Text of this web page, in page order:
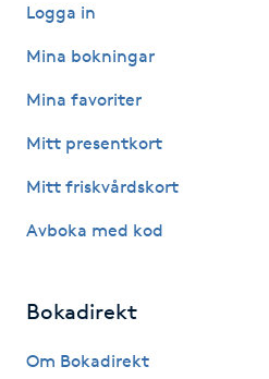
K18
Kemisk peeling
Kinesiologi
Kinesisk medicin
Logga in
Mina bokningar
Mina favoriter
Mitt presentkort
Mitt friskvårdskort
Avboka med kod
Bokadirekt
Om Bokadirekt